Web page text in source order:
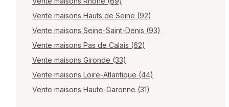
Vente maisons Hauts de Seine (92)
Vente maisons Seine-Saint-Denis (93)
Vente maisons Pas de Calais (62)
Vente maisons Gironde (33)
Vente maisons Loire-Atlantique (44)
Vente maisons Haute-Garonne (31)